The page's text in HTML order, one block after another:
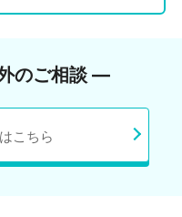
のご相談 ―
こちら